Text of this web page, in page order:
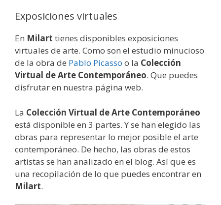
Exposiciones virtuales
En Milart tienes disponibles exposiciones
virtuales de arte. Como son el estudio minucioso
de la obra de Pablo Picasso o la Colección
Virtual de Arte Contemporáneo. Que puedes
disfrutar en nuestra página web.
La Colección Virtual de Arte Contemporáneo
está disponible en 3 partes. Y se han elegido las
obras para representar lo mejor posible el arte
contemporáneo. De hecho, las obras de estos
artistas se han analizado en el blog. Así que es
una recopilación de lo que puedes encontrar en
Milart.